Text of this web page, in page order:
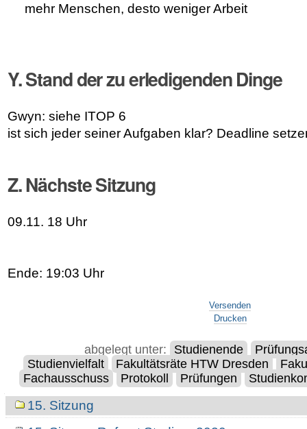
mehr Menschen, desto weniger Arbeit
Y. Stand der zu erledigenden Dinge
Gwyn: siehe ITOP 6
ist sich jeder seiner Aufgaben klar? Deadline
Z. Nächste Sitzung
09.11. 18 Uhr
Ende: 19:03 Uhr
Versenden
Drucken
abgelegt unter: Studienende
Studienvielfalt
Fakultätsräte HTW Dresden
Fachausschuss
Protokoll Prüfungen
Navigation15. Sitzung